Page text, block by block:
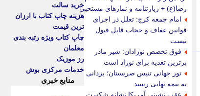
رضا(ع) + زیارتنامه و نمازهای مستحبی
امام جمعه کرج: تعلل در اجرای
قوانین عفاف و حجاب قابل قبول
نیست
فوق تخصص نوزادان: شیر مادر
برترین تغذیه برای نوزاد است
تور جهانی تنیس صربستان؛ یزدانی
به نیمه نهایی رسید
خرید سالت
هزینه چاپ کتاب با ارزان
ترین قیمت
چاپ کتاب ویژه رتبه بندی
معلمان
رز موزیک
خدمات مرکزی بوش
منابع خبری